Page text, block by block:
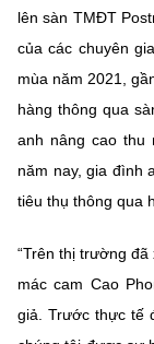
lên sàn TMĐT
của các chuyên
mùa năm 2021,
hàng thông qua
anh nâng cao thu
năm nay, gia đình
tiêu thụ thông qua
“Trên thị trường
mác cam Cao
giả. Trước thực tế